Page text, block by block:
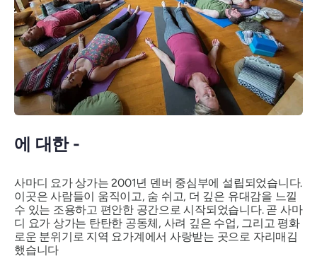
에 대한 -
사마디 요가 상가는 2001년 덴버 중심부에 설립되었습니다.
이곳은 사람들이 움직이고, 숨 쉬고, 더 깊은 유대감을 느낄
수 있는 조용하고 편안한 공간으로 시작되었습니다. 곧 사마
디 요가 상가는 탄탄한 공동체, 사려 깊은 수업, 그리고 평화
로운 분위기로 지역 요가계에서 사랑받는 곳으로 자리매김
했습니다